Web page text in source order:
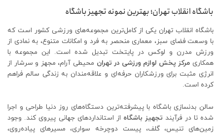
باشگاه انقلاب تهران؛ بهترین نمونه تجهیز باشگاه
باشگاه انقلاب تهران یکی از کامل‌ترین مجموعه‌های ورزشی کشور است که
با وسعت فضای سبز، معماری منحصر به ‌فرد و امکانات متنوع، به نمادی از
ورزش مدرن و لوکس در پایتخت تبدیل شده است. این مجموعه با
همکاری مرکز پخش لوازم ورزشی در تهران محیطی آرام، مجهز و سرشار از
انرژی مثبت برای ورزشکاران حرفه‌ای و علاقه‌مندان به زندگی سالم فراهم
کرده است.
سالن بدنسازی باشگاه با پیشرفته‌ترین دستگاه‌های روز دنیا طراحی و اجرا
شده تا در فرآیند تجهیز باشگاه از استانداردهای جهانی پیروی کند. وجود
زمین‌های تنیس، گلف، پیست دوچرخه ‌سواری، مسیرهای پیاده‌روی،